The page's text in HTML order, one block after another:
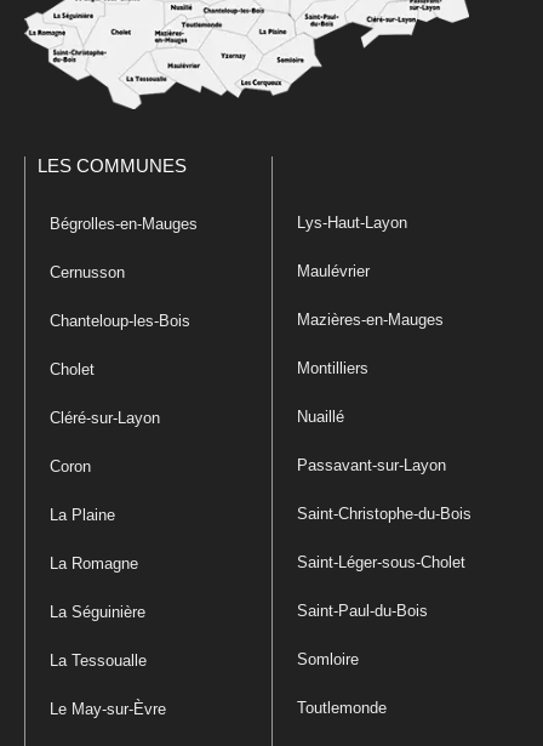
LES COMMUNES
Bégrolles-en-Mauges
Cernusson
Chanteloup-les-Bois
Cholet
Cléré-sur-Layon
Coron
La Plaine
La Romagne
La Séguinière
La Tessoualle
Le May-sur-Èvre
Lys-Haut-Layon
Maulévrier
Mazières-en-Mauges
Montilliers
Nuaillé
Passavant-sur-Layon
Saint-Christophe-du-Bois
Saint-Léger-sous-Cholet
Saint-Paul-du-Bois
Somloire
Toutlemonde